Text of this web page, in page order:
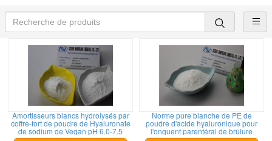
Amortisseurs blancs hydrolysés par
coffre-fort de poudre de Hyaluronate
de sodium de Vegan pH 6.0-7.5
Norme pure blanche de PE de
poudre d'acide hyaluronique pour
l'onguent parentéral de brûlure